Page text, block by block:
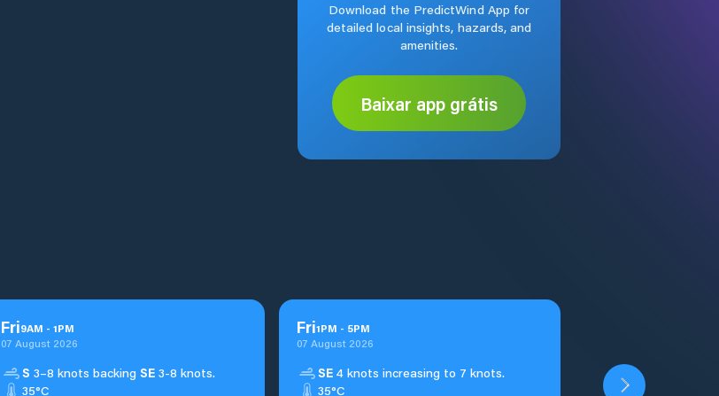
Download the PredictWind App for
detailed local insights, hazards, and
amenities.
Baixar app grátis
Fri9AM - 1PM
07 August 2026
S 3–8 knots backing SE 3-8 knots.
35°C
Fri1PM - 5PM
07 August 2026
SE 4 knots increasing to 7 knots.
35°C